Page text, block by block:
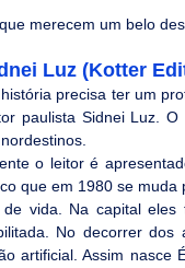
merecem um belo
Luz (Kotter
precisa ter um
paulista Sidnei Luz.
o leitor é
que em 1980 se
de vida. Na capital
No decorrer
artificial. Assim nasce